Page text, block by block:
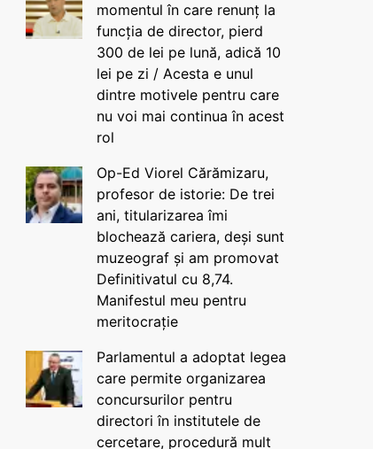
momentul în care renunț la
funcția de director, pierd
300 de lei pe lună, adică 10
lei pe zi / Acesta e unul
dintre motivele pentru care
nu voi mai continua în acest
rol
Op-Ed Viorel Cărămizaru,
profesor de istorie: De trei
ani, titularizarea îmi
blochează cariera, deși sunt
muzeograf și am promovat
Definitivatul cu 8,74.
Manifestul meu pentru
meritocrație
Parlamentul a adoptat legea
care permite organizarea
concursurilor pentru
directori în institutele de
cercetare, procedură mult